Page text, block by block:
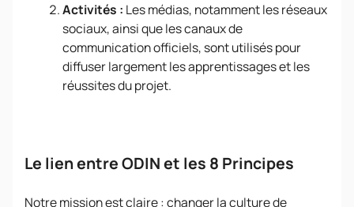
Activités : Les médias, notamment les réseaux
sociaux, ainsi que les canaux de
communication officiels, sont utilisés pour
diffuser largement les apprentissages et les
réussites du projet.
Le lien entre ODIN et les 8 Principes
Notre mission est claire : changer la culture de